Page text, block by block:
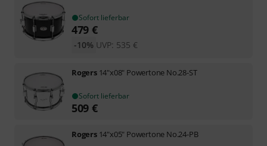
Sofort lieferbar
479 €
UVP: 535 €
-10%
Rogers 14"x08" Powertone No.28-ST
Sofort lieferbar
509 €
Rogers 14"x05" Powertone No.24-PB